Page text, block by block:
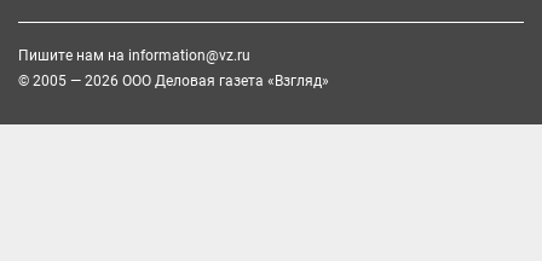
Пишите нам на information@vz.ru
© 2005 — 2026 ООО Деловая газета «Взгляд»